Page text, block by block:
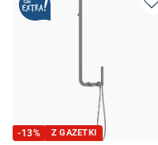
-13% Z GAZETKI